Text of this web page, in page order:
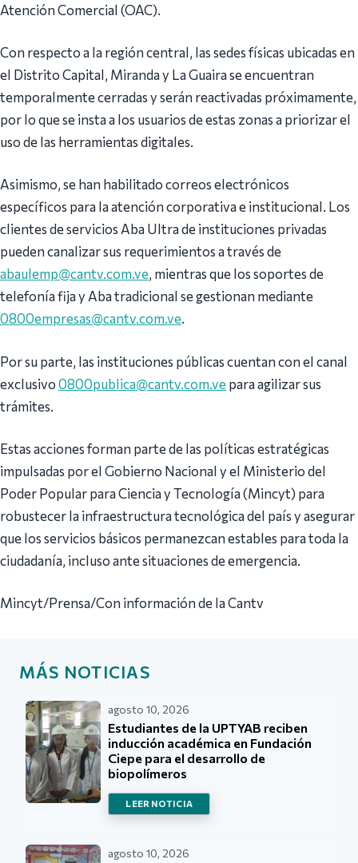
Atención Comercial (OAC).
Con respecto a la región central, las sedes físicas ubicadas en
el Distrito Capital, Miranda y La Guaira se encuentran
temporalmente cerradas y serán reactivadas próximamente,
por lo que se insta a los usuarios de estas zonas a priorizar el
uso de las herramientas digitales.
Asimismo, se han habilitado correos electrónicos
específicos para la atención corporativa e institucional. Los
clientes de servicios Aba Ultra de instituciones privadas
pueden canalizar sus requerimientos a través de
abaulemp@cantv.com.ve, mientras que los soportes de
telefonía fija y Aba tradicional se gestionan mediante
0800empresas@cantv.com.ve.
Por su parte, las instituciones públicas cuentan con el canal
exclusivo 0800publica@cantv.com.ve para agilizar sus
trámites.
Estas acciones forman parte de las políticas estratégicas
impulsadas por el Gobierno Nacional y el Ministerio del
Poder Popular para Ciencia y Tecnología (Mincyt) para
robustecer la infraestructura tecnológica del país y asegurar
que los servicios básicos permanezcan estables para toda la
ciudadanía, incluso ante situaciones de emergencia.
Mincyt/Prensa/Con información de la Cantv
MÁS NOTICIAS
agosto 10, 2026
Estudiantes de la UPTYAB reciben
inducción académica en Fundación
Ciepe para el desarrollo de
biopolímeros
LEER NOTICIA
agosto 10, 2026